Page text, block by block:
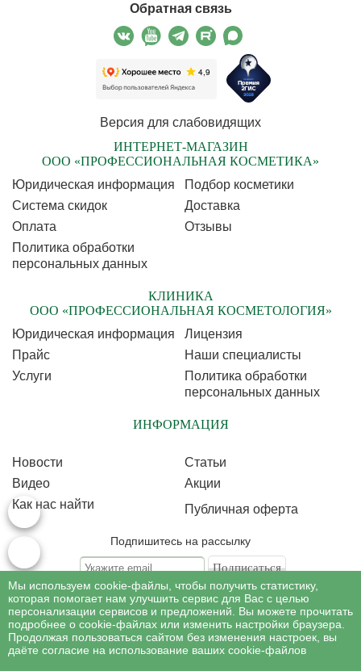
Обратная связь
Версия для слабовидящих
ИНТЕРНЕТ-МАГАЗИН
ООО «ПРОФЕССИОНАЛЬНАЯ КОСМЕТИКА»
Юридическая информация
Подбор косметики
Cистема скидок
Доставка
Оплата
Отзывы
Политика обработки
персональных данных
КЛИНИКА
ООО «ПРОФЕССИОНАЛЬНАЯ КОСМЕТОЛОГИЯ»
Юридическая информация
Лицензия
Прайс
Наши специалисты
Услуги
Политика обработки
персональных данных
ИНФОРМАЦИЯ
Новости
Статьи
Видео
Акции
Как нас найти
Публичная оферта
Подпишитесь на рассылку
Подписываясь на рассылку, Вы соглашаетесь c условиями политикиобработки
персональных данных
©Профессиональная косметология, 2007 - 2026
Все права на материалы сайта www.profcosmetology.ru охраняются в
Мы используем cookie-файлы, чтобы получить статистику,
которая помогает нам улучшить сервис для Вас с целью
персонализации сервисов и предложений. Вы можете прочитать
подробнее о cookie-файлах или изменить настройки браузера.
Продолжая пользоваться сайтом без изменения настроек, вы
даёте согласие на использование ваших cookie-файлов